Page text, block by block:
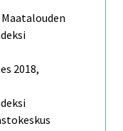
2018,